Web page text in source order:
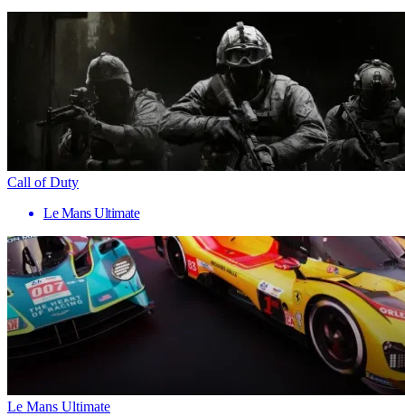
Call of Duty
Le Mans Ultimate
Le Mans Ultimate